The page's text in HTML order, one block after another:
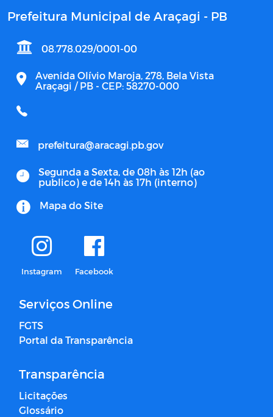
Prefeitura Municipal de Araçagi - PB
08.778.029/0001-00
Avenida Olívio Maroja, 278, Bela Vista
Araçagi / PB - CEP: 58270-000
prefeitura@aracagi.pb.gov
Segunda a Sexta, de 08h às 12h (ao
publico) e de 14h às 17h (interno)
Mapa do Site
Instagram Facebook
Serviços Online
FGTS
Portal da Transparência
Transparência
Licitações
Glossário